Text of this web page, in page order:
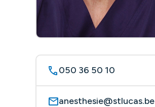
050 36 50 10
anesthesie@stlucas.be